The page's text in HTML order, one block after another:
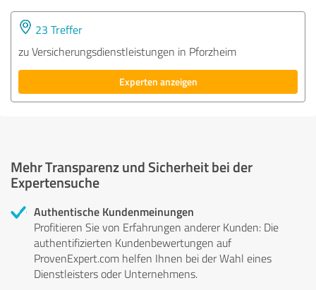
23 Treffer
zu Versicherungsdienstleistungen in Pforzheim
Experten anzeigen
Mehr Transparenz und Sicherheit bei der
Expertensuche
Authentische Kundenmeinungen
Profitieren Sie von Erfahrungen anderer Kunden: Die
authentifizierten Kundenbewertungen auf
ProvenExpert.com helfen Ihnen bei der Wahl eines
Dienstleisters oder Unternehmens.